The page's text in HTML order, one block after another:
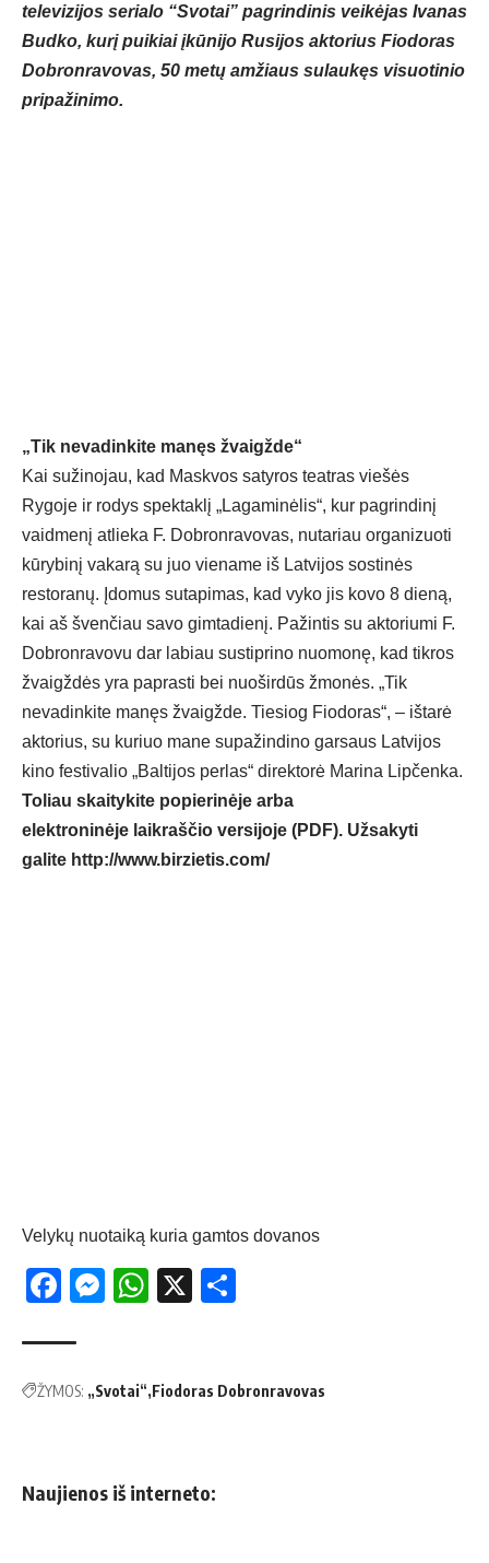
televizijos serialo “Svotai” pagrindinis veikėjas Ivanas
Budko, kurį puikiai įkūnijo Rusijos aktorius Fiodoras
Dobronravovas, 50 metų amžiaus sulaukęs visuotinio
pripažinimo.
„Tik nevadinkite manęs žvaigžde“
Kai sužinojau, kad Maskvos satyros teatras viešės
Rygoje ir rodys spektaklį „Lagaminėlis“, kur pagrindinį
vaidmenį atlieka F. Dobronravovas, nutariau organizuoti
kūrybinį vakarą su juo viename iš Latvijos sostinės
restoranų. Įdomus sutapimas, kad vyko jis kovo 8 dieną,
kai aš švenčiau savo gimtadienį. Pažintis su aktoriumi F.
Dobronravovu dar labiau sustiprino nuomonę, kad tikros
žvaigždės yra paprasti bei nuoširdūs žmonės. „Tik
nevadinkite manęs žvaigžde. Tiesiog Fiodoras“, – ištarė
aktorius, su kuriuo mane supažindino garsaus Latvijos
kino festivalio „Baltijos perlas“ direktorė Marina Lipčenka.
Toliau skaitykite popierinėje arba
elektroninėje laikraščio versijoje (PDF). Užsakyti
galite http://www.birzietis.com/
Velykų nuotaiką kuria gamtos dovanos
Facebook
Messenger
WhatsApp
X
ŽYMOS: „Svotai“ Fiodoras Dobronravovas
Naujienos iš interneto: